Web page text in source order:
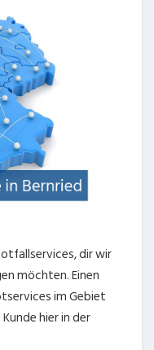
dir wir
möchten. Einen
im Gebiet
hier in der